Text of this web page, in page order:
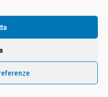
2497 C.C. DECATHLON SA, Villeneuve